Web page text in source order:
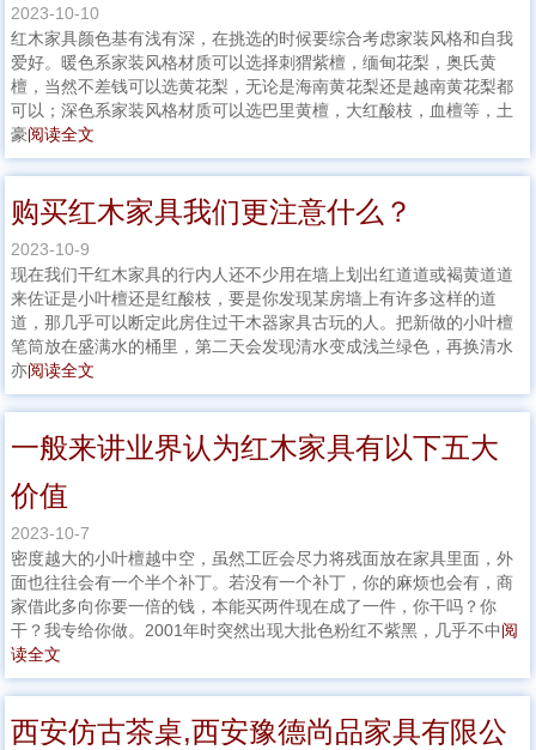
2023-10-10
红木家具颜色基有浅有深，在挑选的时候要综合考虑家装风格和自我
爱好。暖色系家装风格材质可以选择刺猬紫檀，缅甸花梨，奥氏黄
檀，当然不差钱可以选黄花梨，无论是海南黄花梨还是越南黄花梨都
可以；深色系家装风格材质可以选巴里黄檀，大红酸枝，血檀等，土
豪阅读全文
购买红木家具我们更注意什么？
2023-10-9
现在我们干红木家具的行内人还不少用在墙上划出红道道或褐黄道道
来佐证是小叶檀还是红酸枝，要是你发现某房墙上有许多这样的道
道，那几乎可以断定此房住过干木器家具古玩的人。把新做的小叶檀
笔筒放在盛满水的桶里，第二天会发现清水变成浅兰绿色，再换清水
亦阅读全文
一般来讲业界认为红木家具有以下五大
价值
2023-10-7
密度越大的小叶檀越中空，虽然工匠会尽力将残面放在家具里面，外
面也往往会有一个半个补丁。若没有一个补丁，你的麻烦也会有，商
家借此多向你要一倍的钱，本能买两件现在成了一件，你干吗？你
干？我专给你做。2001年时突然出现大批色粉红不紫黑，几乎不中阅
读全文
西安仿古茶桌,西安豫德尚品家具有限公